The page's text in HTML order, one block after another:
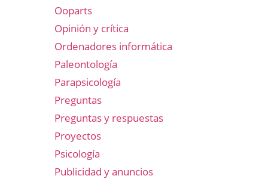
Ooparts
Opinión y crítica
Ordenadores informática
Paleontología
Parapsicología
Preguntas
Preguntas y respuestas
Proyectos
Psicología
Publicidad y anuncios